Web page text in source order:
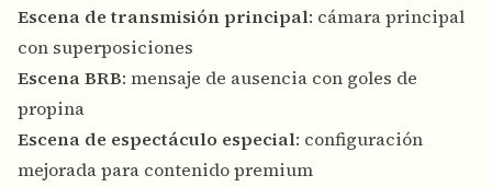
Escena de transmisión principal: cámara principal
con superposiciones
Escena BRB: mensaje de ausencia con goles de
propina
Escena de espectáculo especial: configuración
mejorada para contenido premium